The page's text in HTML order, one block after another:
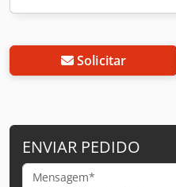
Solicitar
ENVIAR PEDIDO
Mensagem*